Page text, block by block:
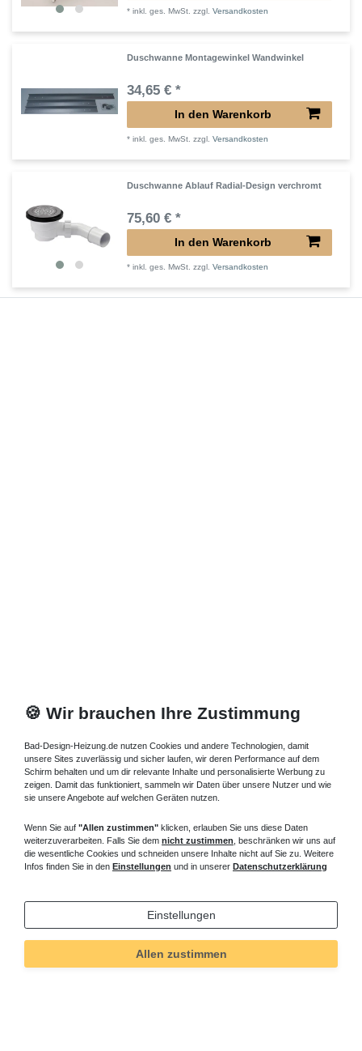
*inkl. ges. MwSt. zzgl.Versandkosten
Duschwanne Montagewinkel Wandwinkel
34,65 € *
In den Warenkorb
*inkl. ges. MwSt. zzgl.Versandkosten
Duschwanne Ablauf Radial-Design verchromt
75,60 € *
In den Warenkorb
*inkl. ges. MwSt. zzgl.Versandkosten
Technisches
Wert
Art.-ID 622
🍪 Wir brauchen Ihre Zustimmung
Bad-Design-Heizung.de nutzen Cookies und andere Technologien, damit
unsere Sites zuverlässig und sicher laufen, wir deren Performance auf dem
Schirm behalten und um dir relevante Inhalte und personalisierte Werbung zu
zeigen. Damit das funktioniert, sammeln wir Daten über unsere Nutzer und wie
sie unsere Angebote auf welchen Geräten nutzen.
Wenn Sie auf "Allen zustimmen" klicken, erlauben Sie uns diese Daten
weiterzuverarbeiten. Falls Sie dem nicht zustimmen , beschränken wir uns auf
die wesentliche Cookies und schneiden unsere Inhalte nicht auf Sie zu. Weitere
Infos finden Sie in den Einstellungen und in unserer Datenschutzerklärung
Einstellungen
Allen zustimmen